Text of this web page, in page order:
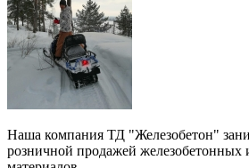
Наша компания ТД "Железобетон"
розничной продажей железобетонных